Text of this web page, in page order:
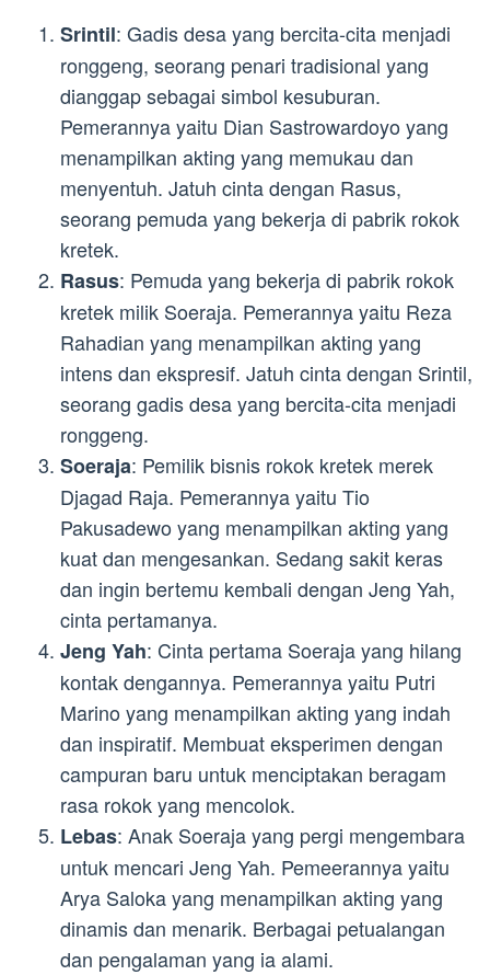
Srintil: Gadis desa yang bercita-cita menjadi
ronggeng, seorang penari tradisional yang
dianggap sebagai simbol kesuburan.
Pemerannya yaitu Dian Sastrowardoyo yang
menampilkan akting yang memukau dan
menyentuh. Jatuh cinta dengan Rasus,
seorang pemuda yang bekerja di pabrik rokok
kretek.
Rasus: Pemuda yang bekerja di pabrik rokok
kretek milik Soeraja. Pemerannya yaitu Reza
Rahadian yang menampilkan akting yang
intens dan ekspresif. Jatuh cinta dengan Srintil,
seorang gadis desa yang bercita-cita menjadi
ronggeng.
Soeraja: Pemilik bisnis rokok kretek merek
Djagad Raja. Pemerannya yaitu Tio
Pakusadewo yang menampilkan akting yang
kuat dan mengesankan. Sedang sakit keras
dan ingin bertemu kembali dengan Jeng Yah,
cinta pertamanya.
Jeng Yah: Cinta pertama Soeraja yang hilang
kontak dengannya. Pemerannya yaitu Putri
Marino yang menampilkan akting yang indah
dan inspiratif. Membuat eksperimen dengan
campuran baru untuk menciptakan beragam
rasa rokok yang mencolok.
Lebas: Anak Soeraja yang pergi mengembara
untuk mencari Jeng Yah. Pemeerannya yaitu
Arya Saloka yang menampilkan akting yang
dinamis dan menarik. Berbagai petualangan
dan pengalaman yang ia alami.